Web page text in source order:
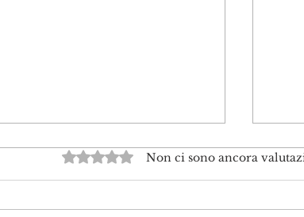
Valutazione 0 stelle su 5.
Non ci sono ancora